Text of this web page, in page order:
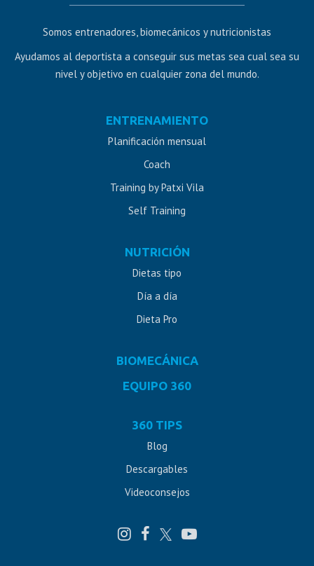
Somos entrenadores, biomecánicos y nutricionistas
Ayudamos al deportista a conseguir sus metas sea cual sea su
nivel y objetivo en cualquier zona del mundo.
Diseño
web
ENTRENAMIENTO
Planificación mensual
Coach
Training by Patxi Vila
Self Training
NUTRICIÓN
Dietas tipo
Día a día
Dieta Pro
BIOMECÁNICA
EQUIPO 360
360 TIPS
Blog
Descargables
Videoconsejos